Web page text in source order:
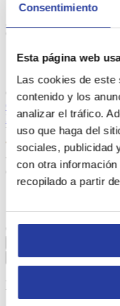
Consentimiento
Esta página web
Las cookies de este
contenido y los
analizar el tráfico.
uso que haga del
sociales, publicidad
con otra
recopilado a partir
Carnaval de Cádiz con tu
Carnaval de Cádiz:
Cultura
Cádiz
Eventos y Tradiciones
Valora
(10)
Cargando...
Comparte
Comenta (9)
Mostrar comentarios
Deja un comentario